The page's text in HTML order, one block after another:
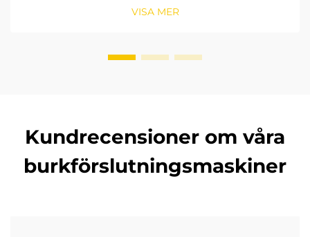
EU:s standarder. Läs nu.
VISA MER
Kundrecensioner om våra
burkförslutningsmaskiner